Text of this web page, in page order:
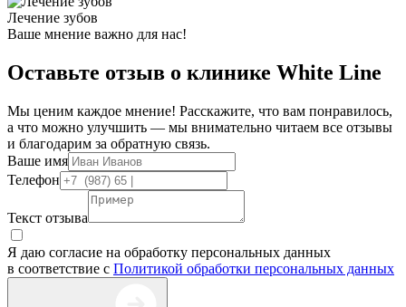
Лечение зубов
Ваше мнение важно для нас!
Оставьте отзыв о клинике White Line
Мы ценим каждое мнение! Расскажите, что вам понравилось,
а что можно улучшить — мы внимательно читаем все отзывы
и благодарим за обратную связь.
Ваше имя
Телефон
Текст отзыва
Я даю согласие на обработку персональных данных
в соответствие с Политикой обработки персональных данных